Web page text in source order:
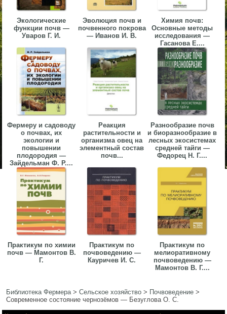
Экологические
функции почв —
Уваров Г. И.
Эволюция почв и
почвенного покрова
— Иванов И. В.
Химия почв:
Основные методы
исследования —
Гасанова Е....
Фермеру и садоводу
о почвах, их
экологии и
повышении
плодородия —
Зайдельман Ф. Р....
Реакция
растительности и
организма овец на
элементный состав
почв...
Разнообразие почв
и биоразнообразие в
лесных экосистемах
средней тайги —
Федорец Н. Г....
Практикум по химии
почв — Мамонтов В.
Г.
Практикум по
почвоведению —
Кауричев И. С.
Практикум по
мелиоративному
почвоведению —
Мамонтов В. Г....
Библиотека Фермера>Сельское хозяйство > Почвоведение >
Современное состояние чернозёмов — Безуглова О. С.
▼